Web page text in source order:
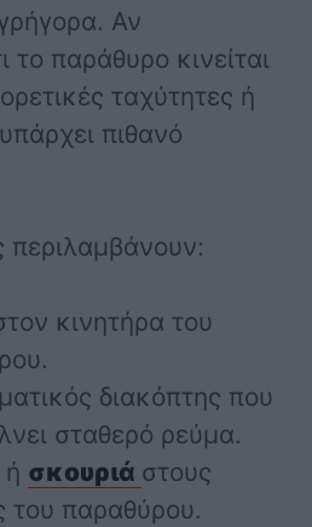
Αν
το παράθυρο κινείται
ταχύτητες ή
πιθανό
περιλαμβάνουν:
κινητήρα του
διακόπτης που
σταθερό ρεύμα.
σκουριά στους
του παραθύρου.